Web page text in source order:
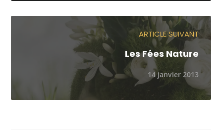
ARTICLE SUIVANT
Les Fées Nature
14 janvier 2013